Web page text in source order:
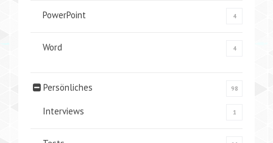
PowerPoint 4
Word 4
Persönliches 98
Interviews 1